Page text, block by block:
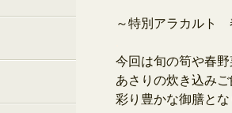
～特別アラカルト
今回は旬の筍や春野
あさりの炊き込み
彩り豊かな御膳とな